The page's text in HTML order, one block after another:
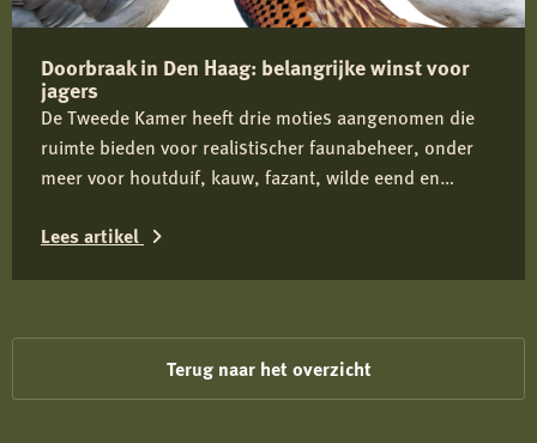
provincies
meer
mogelijkheden
wolvenbeheer
Doorbraak in Den Haag: belangrijke winst voor
jagers
De Tweede Kamer heeft drie moties aangenomen die
ruimte bieden voor realistischer faunabeheer, onder
meer voor houtduif, kauw, fazant, wilde eend en
actief onder de aandacht gebracht en ziet in de brede
Lees artikel
Doorbraak
Terug naar het overzicht